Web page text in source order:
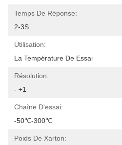
Temps De Réponse:
2-3S
Utilisation:
La Température De Essai
Résolution:
- +1
Chaîne D'essai:
-50℃-300℃
Poids De Xarton: